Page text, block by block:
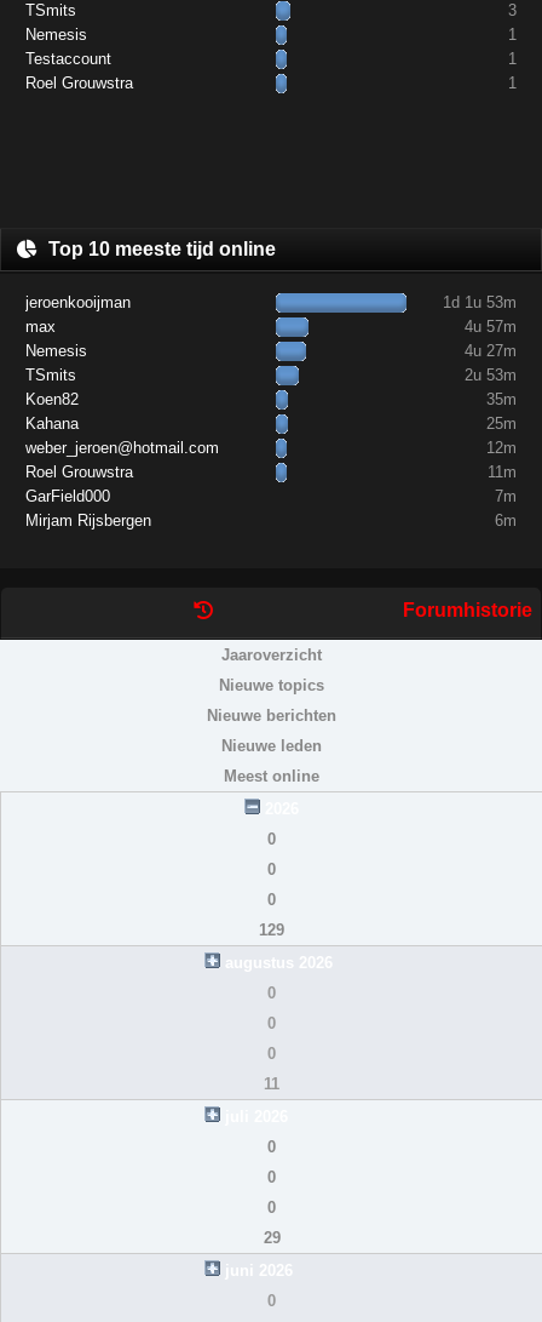
TSmits
3
Nemesis
1
Testaccount
1
Roel Grouwstra
1
Top 10 meeste tijd online
jeroenkooijman
1d 1u 53m
max
4u 57m
Nemesis
4u 27m
TSmits
2u 53m
Koen82
35m
Kahana
25m
weber_jeroen@hotmail.com
12m
Roel Grouwstra
11m
GarField000
7m
Mirjam Rijsbergen
6m
Forumhistorie
Jaaroverzicht
Nieuwe topics
Nieuwe berichten
Nieuwe leden
Meest online
0
0
0
129
augustus 2026
0
0
0
11
0
0
0
29
juni 2026
0